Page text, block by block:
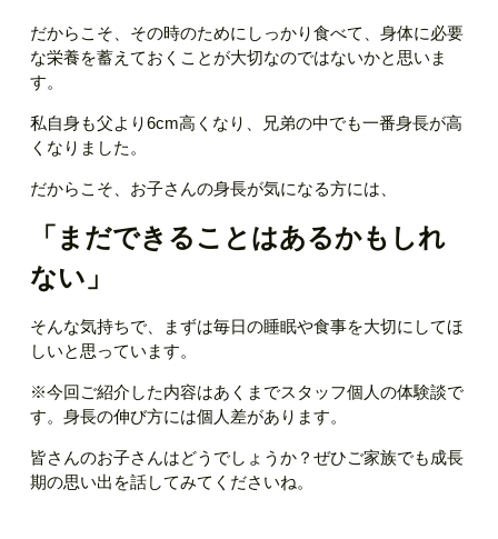
だからこそ、その時のためにしっかり食べて、身体に必要
な栄養を蓄えておくことが大切なのではないかと思いま
す。
私自身も父より6cm高くなり、兄弟の中でも一番身長が高
くなりました。
だからこそ、お子さんの身長が気になる方には、
「まだできることはあるかもしれ
ない」
そんな気持ちで、まずは毎日の睡眠や食事を大切にしてほ
しいと思っています。
※今回ご紹介した内容はあくまでスタッフ個人の体験談で
す。身長の伸び方には個人差があります。
皆さんのお子さんはどうでしょうか？ぜひご家族でも成長
期の思い出を話してみてくださいね。